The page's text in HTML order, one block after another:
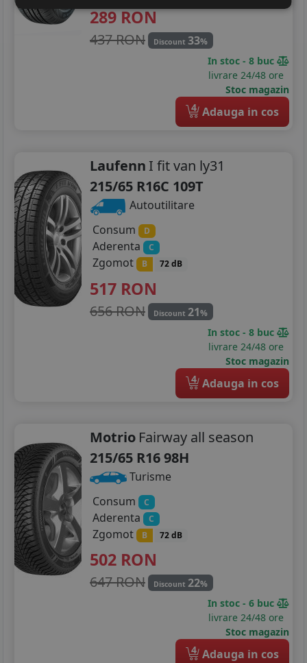
289RON
437 RON Discount 33%
In stoc - 8 buc
livrare 24/48 ore
Stoc magazin
4 Adauga in cos
Laufenn I fit van ly31
215/65 R16C 109T
Autoutilitare
Consum
D
Aderenta C
Zgomot B 72 dB
517 RON
656 RON Discount 21%
In stoc - 8 buc
livrare 24/48 ore
Stoc magazin
4 Adauga in cos
Motrio Fairway all season
215/65 R16 98H
Turisme
Consum
C
Aderenta C
Zgomot B 72 dB
502 RON
647 RON Discount 22%
In stoc - 6 buc
livrare 24/48 ore
Stoc magazin
4 Adauga in cos